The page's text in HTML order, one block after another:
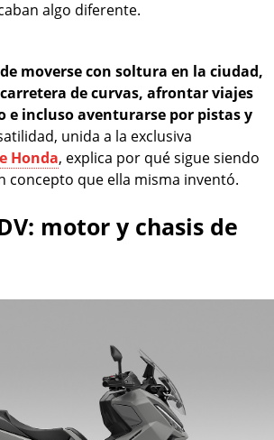
algo diferente.
moverse con soltura en la ciudad,
de curvas, afrontar viajes
e incluso aventurarse por pistas y
unida a la exclusiva
Honda, explica por qué sigue siendo
concepto que ella misma inventó.
motor y chasis de